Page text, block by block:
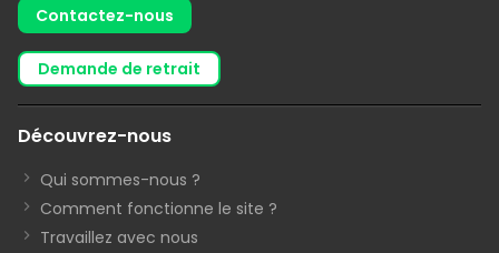
Contactez-nous
demande de retrait
Découvrez-nous
Qui sommes-nous ?
Comment fonctionne le site ?
Travaillez avec nous